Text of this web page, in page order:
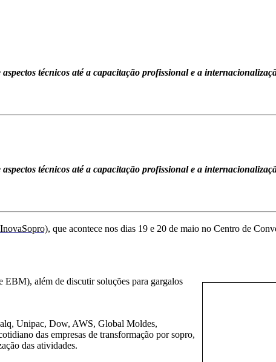
técnicos até a capacitação profissional e a
técnicos até a capacitação profissional e a
, que acontece nos dias 19 e 20 de maio no Centro de
EBM), além de discutir soluções para gargalos
Unipac, Dow, AWS, Global Moldes,
das empresas de transformação por sopro,
das atividades.